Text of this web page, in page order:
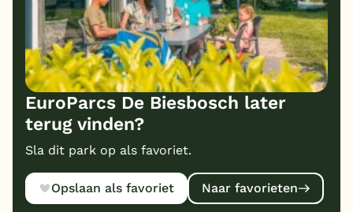
EuroParcs De Biesbosch later
terug vinden?
Sla dit park op als favoriet.
Opslaan als favoriet Naar favorieten